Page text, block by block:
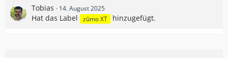
Tobias 14. August 2025
Hat das Label zûmo XT hinzugefügt.